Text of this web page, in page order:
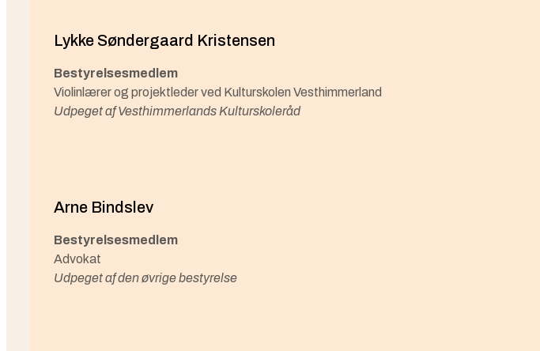
Lykke Søndergaard Kristensen
Bestyrelsesmedlem
Violinlærer og projektleder ved Kulturskolen Vesthimmerland
Udpeget af Vesthimmerlands Kulturskoleråd
Arne Bindslev
Bestyrelsesmedlem
Advokat
Udpeget af den øvrige bestyrelse